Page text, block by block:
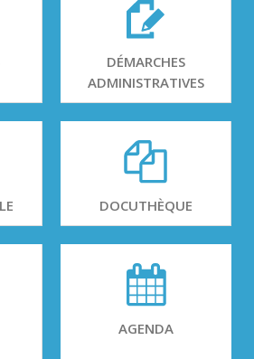
DÉMARCHES
ADMINISTRATIVES
DOCUTHÈQUE
AGENDA